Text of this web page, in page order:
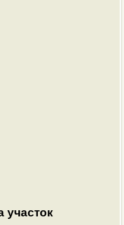
участок